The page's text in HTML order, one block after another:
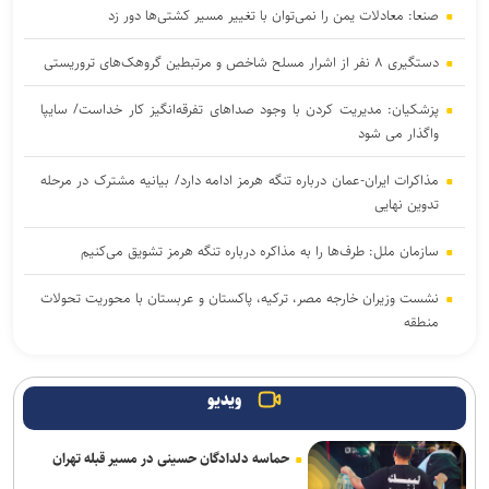
صنعا: معادلات یمن را نمی‌توان با تغییر مسیر کشتی‌ها دور زد
دستگیری ۸ نفر از اشرار مسلح شاخص و مرتبطین گروهک‌های تروریستی
پزشکیان: مدیریت کردن با وجود صداهای تفرقه‌انگیز کار خداست/ سایپا
واگذار می شود
مذاکرات ایران-عمان درباره تنگه هرمز ادامه دارد/ بیانیه مشترک در مرحله
تدوین نهایی
سازمان ملل: طرف‌ها را به مذاکره درباره تنگه هرمز تشویق می‌کنیم
نشست وزیران خارجه مصر، ترکیه، پاکستان و عربستان با محوریت تحولات
منطقه
بازداشت استاد سال دانشگاه مریلند توسط پلیس مهاجرت آمریکا
هدف قرار گرفتن اتاق‌ فرماندهی مزدوران عربستان در یمن
ویدیو
حماسه دلدادگان حسینی در مسیر قبله تهران